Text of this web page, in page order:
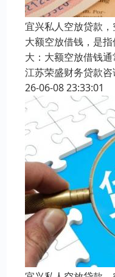
宜兴私人空放贷款
大额空放借钱，是
大：大额空放借钱
江苏荣盛财务贷款咨
26-06-08 23:33:01